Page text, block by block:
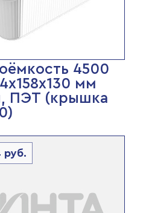
4500
мм
ПЭТ (крышка
руб.